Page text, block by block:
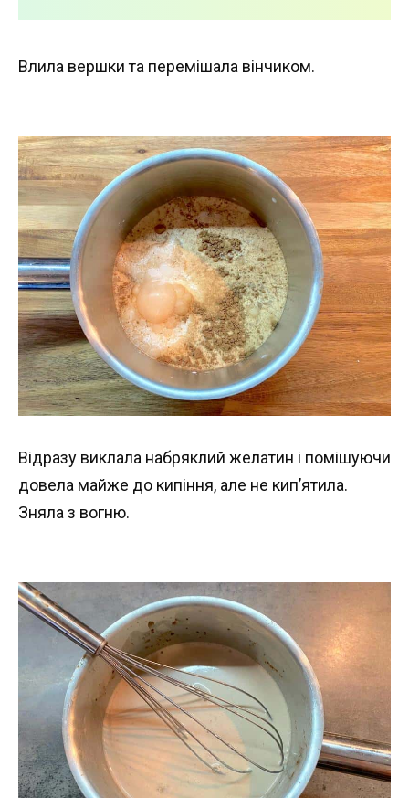
Влила вершки та перемішала вінчиком.
Відразу виклала набряклий желатин і помішуючи
довела майже до кипіння, але не кип’ятила.
Зняла з вогню.